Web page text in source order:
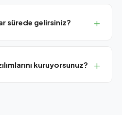
sürede gelirsiniz?
kuruyorsunuz?